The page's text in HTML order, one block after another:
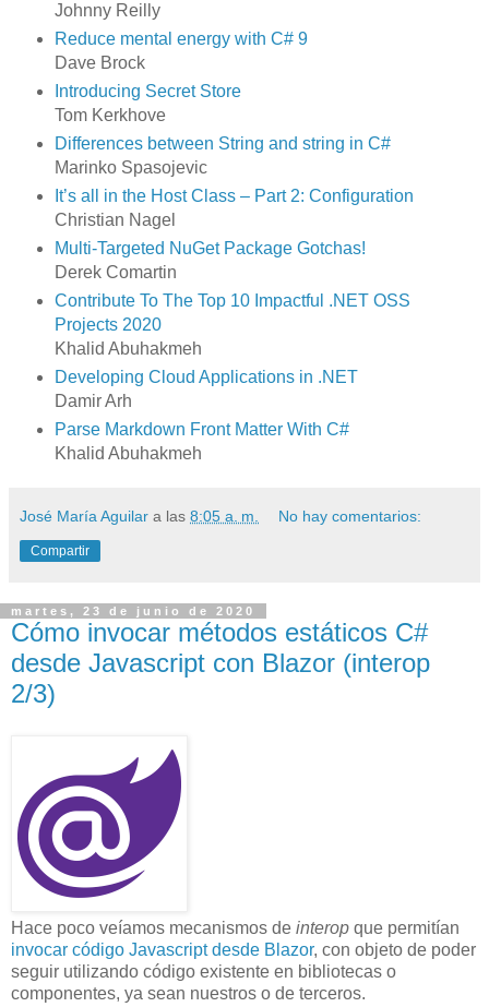
Johnny Reilly
Reduce mental energy with C# 9
Dave Brock
Introducing Secret Store
Tom Kerkhove
Differences between String and string in C#
Marinko Spasojevic
It’s all in the Host Class – Part 2: Configuration
Christian Nagel
Multi-Targeted NuGet Package Gotchas!
Derek Comartin
Contribute To The Top 10 Impactful .NET OSS
Projects 2020
Khalid Abuhakmeh
Developing Cloud Applications in .NET
Damir Arh
Parse Markdown Front Matter With C#
Khalid Abuhakmeh
José María Aguilar a las 8:05 a. m. No hay comentarios:
Compartir
martes, 23 de junio de 2020
Cómo invocar métodos estáticos C#
desde Javascript con Blazor (interop
2/3)
Hace poco veíamos mecanismos de interop que permitían
invocar código Javascript desde Blazor, con objeto de poder
seguir utilizando código existente en bibliotecas o
componentes, ya sean nuestros o de terceros.